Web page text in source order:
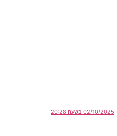
02/10/2025 בשעה 20:28